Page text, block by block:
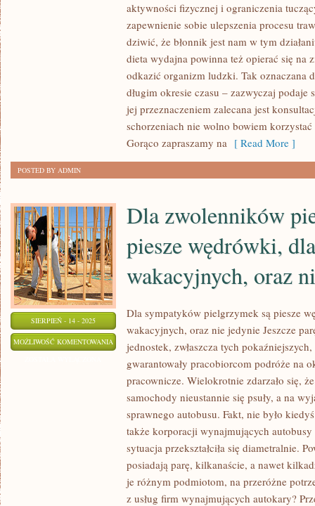
ZRZUCIĆ
ZBYTECZNE
KILOGRAMY
POTRZEBUJEMY
TYLKO
AKTYWNOŚCI
FIZYCZNEJ
ORAZ
aktywności fizycznej i ograniczenia
zapewnienie sobie ulepszenia procesu
dziwić, że błonnik jest nam w tym
dieta wydajna powinna też opierać się na
odkazić organizm ludzki. Tak oznaczana
długim okresie czasu – zazwyczaj podaje
jej przeznaczeniem zalecana jest
schorzeniach nie wolno bowiem
Gorąco zapraszamy na [ Read More ]
POSTED BY ADMIN
SIERPIEŃ - 14 - 2025
MOŻLIWOŚĆ KOMENTOWANIA
PIESZE
WĘDRÓWKI,
SYMPATYKÓW
WAKACYJNYCH,
ORAZ
Dla zwolenników
piesze wędrówki,
wakacyjnych, oraz
Dla sympatyków pielgrzymek są piesze
wakacyjnych, oraz nie jedynie Jeszcze
jednostek, zwłaszcza tych
gwarantowały pracobiorcom podróże na
pracownicze. Wielokrotnie zdarzało się,
samochody nieustannie się psuły, a na
sprawnego autobusu. Fakt, nie było
także korporacji wynajmujących
sytuacja przekształciła się diametralnie.
posiadają parę, kilkanaście, a nawet
je różnym podmiotom, na przeróżne
z usług firm wynajmujących autokary?